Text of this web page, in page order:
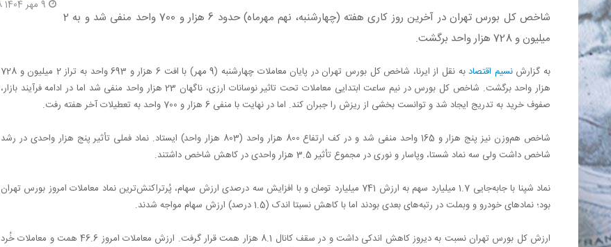
شاخص کل بورس تهران در آخرین روز کاری هفته (چهارشنبه، نهم مهرماه) حدود 6 هزار و 700 واحد منفی شد و به 2
میلیون و 728 هزار واحد برگشت.
به گزارشنسیم اقتصاد
به نقل از ایرنا، شاخص کل بورس تهران در پایان معاملات چهارشنبه (9 مهر) با افت 6 هزار و 693 واحد به تراز 2 میلیون و 728
هزار واحد برگشت. شاخص کل بورس در نیم ساعت ابتدایی معاملات تحت تاثیر نوسانات ارزی، ناگهان 23 هزار واحد منفی شد اما در ادامه فرآیند بازار،
صفوف خرید به تدریج ایجاد شد و توانست بخشی از ریزش را جبران کند. اما در نهایت با منفی 6 هزار و 700 واحد به تعطیلات آخر هفته رفت.
شاخص هم‌وزن نیز پنج هزار و 165 واحد منفی شد و در کف ارتفاع 800 هزار واحد (803 هزار واحد) ایستاد. نماد فملی تأثیر پنج هزار واحدی در رشد
شاخص داشت ولی سه نماد شستا، وپاسار و نوری در مجموع تأثیر 3.5 هزار واحدی در کاهش شاخص داشتند.
نماد شپنا با جابه‌جایی 1.7 میلیارد سهم به ارزش 741 میلیارد تومان و با افزایش سه درصدی ارزش سهام، پُرتراکنش‌ترین نماد معاملات امروز بورس تهران
بود؛ نمادهای خودرو و وبملت در رتبه‌های بعدی بودند اما با کاهش نسبتا اندک (1.5 درصد) ارزش سهام مواجه شدند.
ارزش کل بورس تهران نسبت به دیروز کاهش اندکی داشت و در سقف کانال 8.1 هزار همت قرار گرفت. ارزش معاملات امروز 46.6 همت و معاملات خُرد